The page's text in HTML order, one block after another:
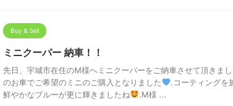
Buy & Sell
ミニクーパー 納車！！
先日、宇城市在住のM様へミニクーパーをご納車させて頂きまし
のお車でご希望のミニのご購入となりました
.コーティングを
鮮やかなブルーが更に輝きましたね
.M様 ...